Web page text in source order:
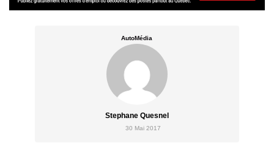
AutoMédia
Stephane Quesnel
30 Mai 2017